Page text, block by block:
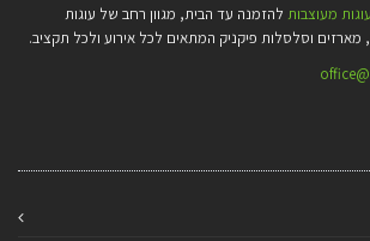
עוגות מעוצבות להזמנה עד הבית, מגוון רחב של עוגות
מארזים וסלסלות פיקניק המתאים לכל אירוע ולכל תקציב.